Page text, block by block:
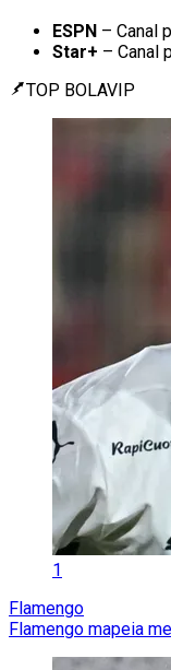
ESPN – Canal
Star+ – Canal
TOP BOLAVIP
1
Flamengo
Flamengo mapeia